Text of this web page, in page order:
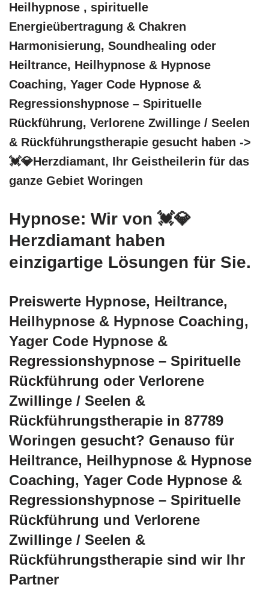
Heilhypnose , spirituelle
Energieübertragung & Chakren
Harmonisierung, Soundhealing oder
Heiltrance, Heilhypnose & Hypnose
Coaching, Yager Code Hypnose &
Regressionshypnose – Spirituelle
Rückführung, Verlorene Zwillinge / Seelen
& Rückführungstherapie gesucht haben ->
💓️💎Herzdiamant, Ihr Geistheilerin für das
ganze Gebiet Woringen
Hypnose: Wir von 💓️💎
Herzdiamant haben
einzigartige Lösungen für Sie.
Preiswerte Hypnose, Heiltrance,
Heilhypnose & Hypnose Coaching,
Yager Code Hypnose &
Regressionshypnose – Spirituelle
Rückführung oder Verlorene
Zwillinge / Seelen &
Rückführungstherapie in 87789
Woringen gesucht? Genauso für
Heiltrance, Heilhypnose & Hypnose
Coaching, Yager Code Hypnose &
Regressionshypnose – Spirituelle
Rückführung und Verlorene
Zwillinge / Seelen &
Rückführungstherapie sind wir Ihr
Partner